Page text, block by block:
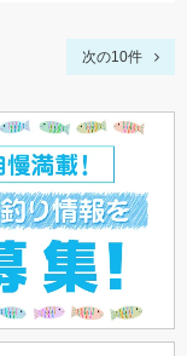
次の10件